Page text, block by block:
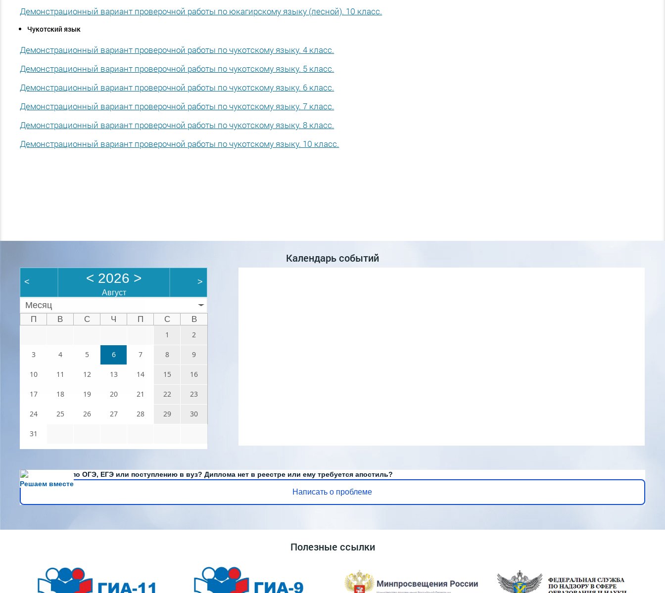
Демонстрационный вариант проверочной работы по юкагирскому языку (лесной). 10 класс.
Чукотский язык
Демонстрационный вариант проверочной работы по чукотскому языку. 4 класс.
Демонстрационный вариант проверочной работы по чукотскому языку. 5 класс.
Демонстрационный вариант проверочной работы по чукотскому языку. 6 класс.
Демонстрационный вариант проверочной работы по чукотскому языку. 7 класс.
Демонстрационный вариант проверочной работы по чукотскому языку. 8 класс.
Демонстрационный вариант проверочной работы по чукотскому языку. 10 класс.
Календарь событий
< < 2026 >
Август
>
Месяц
П В С Ч П С
В
1
2
3 4 5 6 7 8 9
10 11 12 13 14 15 16
17 18 19 20 21 22 23
24 25 26 27 28 29 30
31
Решаем вместе
Есть вопросы по ОГЭ, ЕГЭ или поступлению в вуз? Диплома нет в реестре или ему требуется апостиль?
Написать о проблеме
Полезные ссылки